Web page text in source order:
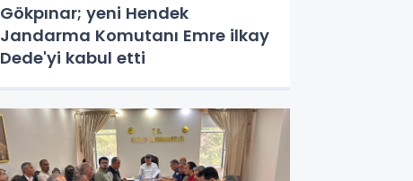
Gökpınar; yeni Hendek
Jandarma Komutanı Emre ilkay
Dede'yi kabul etti